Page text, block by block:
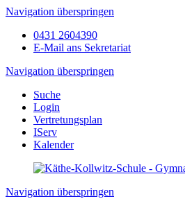
Navigation überspringen
0431 2604390
E-Mail ans Sekretariat
Navigation überspringen
Suche
Login
Vertretungsplan
IServ
Kalender
Navigation überspringen